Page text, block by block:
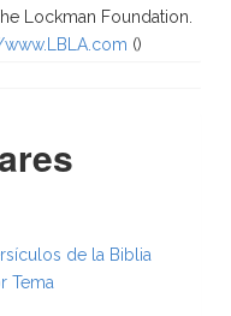
Lockman Foundation.
()
de la Biblia
Tema